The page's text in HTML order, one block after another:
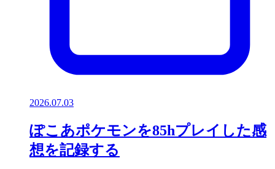
2026.07.03
ぽこあポケモンを85hプレイした感
想を記録する